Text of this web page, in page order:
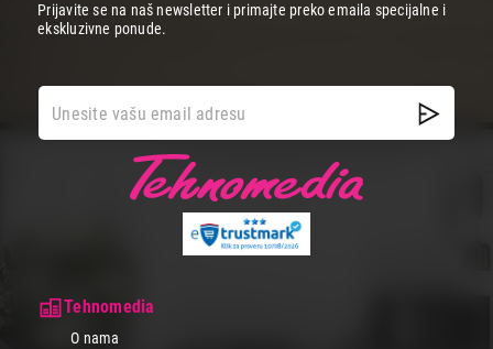
Tehnomedia
O nama
Prijavite se na naš newsletter i primajte preko emaila specijalne i
ekskluzivne ponude.